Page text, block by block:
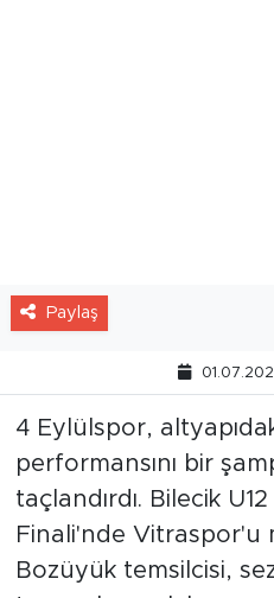
Paylaş
4 Eylülspor,
performansını bir
taçlandırdı. Bilecik
Finali'nde Vitraspor'u
Bozüyük temsilcisi,